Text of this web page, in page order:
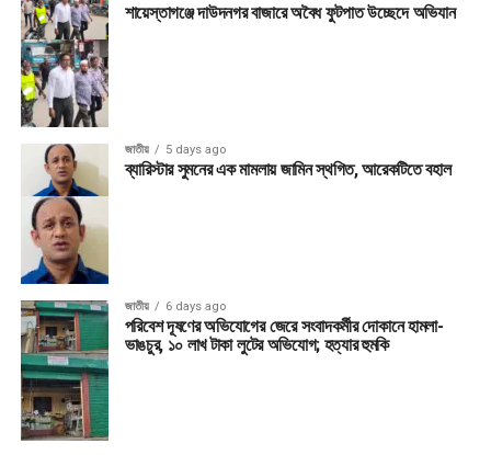
শায়েস্তাগঞ্জে দাউদনগর বাজারে অবৈধ ফুটপাত উচ্ছেদে অভিযান
জাতীয় 5 days ago
ব্যারিস্টার সুমনের এক মামলায় জামিন স্থগিত, আরেকটিতে বহাল
জাতীয় 6 days ago
পরিবেশ দূষণের অভিযোগের জেরে সংবাদকর্মীর দোকানে হামলা-
ভাঙচুর, ১০ লাখ টাকা লুটের অভিযোগ; হত্যার হুমকি